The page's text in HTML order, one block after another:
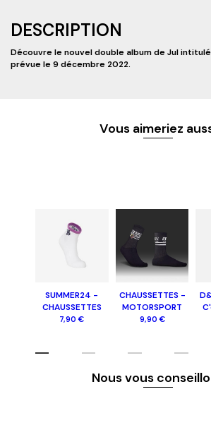
DESCRIPTION
Découvre le nouvel double album de Jul
prévue le 9 décembre 2022.
Vous aimeriez
SUMMER24 -
CHAUSSETTES
7,90 €
CHAUSSETTES -
MOTORSPORT
9,90 €
Nous vous